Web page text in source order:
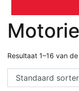
Resultaat 1–16 van